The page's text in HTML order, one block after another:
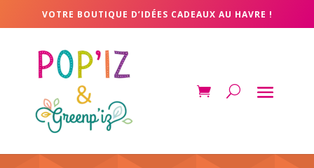
VOTRE BOUTIQUE D’IDÉES CADEAUX AU HAVRE !